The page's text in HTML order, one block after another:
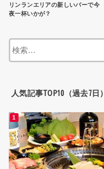
リンランエリアの新しいバーで今
夜一杯いかが？
人気記事TOP10（過去7日）